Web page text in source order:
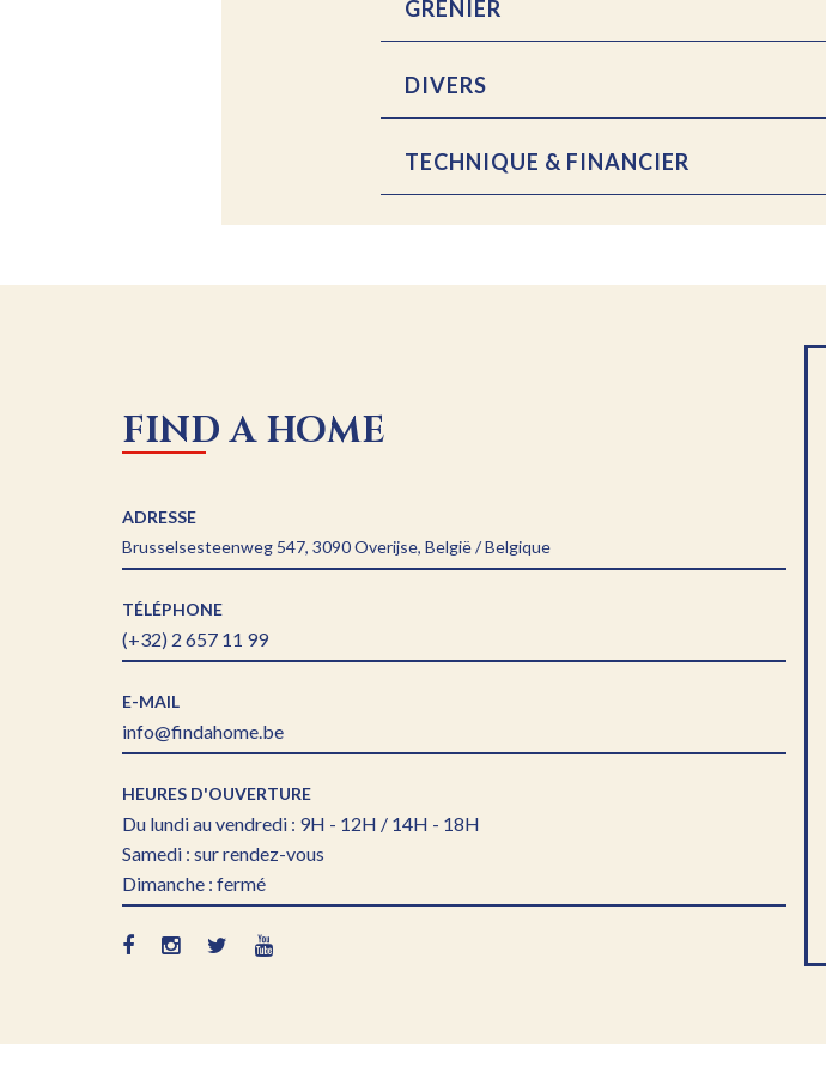
GRENIER
DIVERS
TECHNIQUE & FINANCIER
FIND A HOME
ADRESSE
Brusselsesteenweg 547, 3090 Overijse, België / Belgique
TÉLÉPHONE
(+32) 2 657 11 99
E-MAIL
info@findahome.be
HEURES D'OUVERTURE
Du lundi au vendredi : 9H - 12H / 14H - 18H
Samedi : sur rendez-vous
Dimanche : fermé